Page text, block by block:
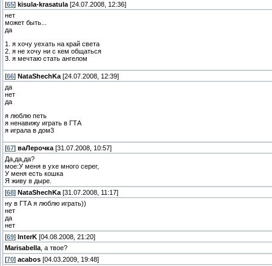
[65] kisula-krasatula [24.07.2008, 12:36]
нет
может быть...
да
1. я хочу уехать на край света
2. я не хочу ни с кем общаться
3. я мечтаю стать ангелом
[66] NataShechKa [24.07.2008, 12:39]
да
нет
да
я люблю петь
я ненавижу играть в ГТА
я играла в дом3
[67] ваЛерочка [31.07.2008, 10:57]
Да,да,да?
мое:У меня в ухе много серег,
У меня есть кошка
Я живу в дыре.
[68] NataShechKa [31.07.2008, 11:17]
ну в ГТА я люблю играть))
нет
да
нет
[69] InterK [04.08.2008, 21:20]
Marisabella , а твое?
[70] acabos [04.03.2009, 19:48]